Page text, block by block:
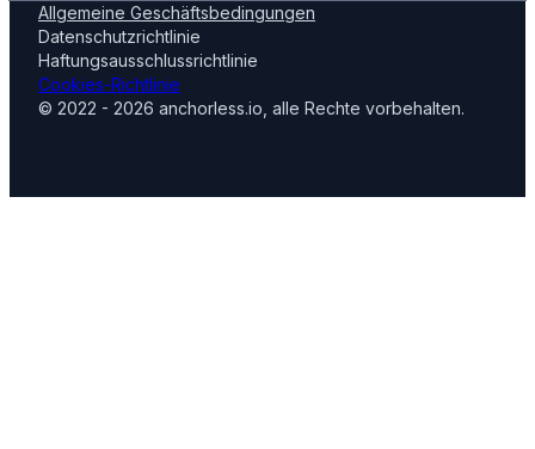
Allgemeine Geschäftsbedingungen
Datenschutzrichtlinie
Haftungsausschlussrichtlinie
Cookies-Richtlinie
© 2022 - 2026 anchorless.io, alle Rechte vorbehalten.